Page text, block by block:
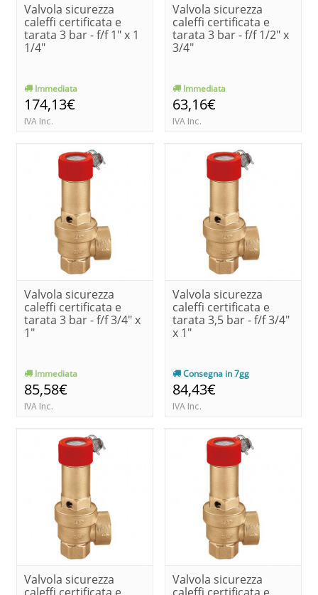
Valvola sicurezza
caleffi certificata e
tarata 3 bar - f/f 1" x 1
1/4"
Immediata
174,13€
IVA Inc.
Valvola sicurezza
caleffi certificata e
tarata 3 bar - f/f 1/2" x
3/4"
Immediata
63,16€
IVA Inc.
Valvola sicurezza
caleffi certificata e
tarata 3 bar - f/f 3/4" x
1"
Immediata
85,58€
IVA Inc.
Valvola sicurezza
caleffi certificata e
tarata 3,5 bar - f/f 3/4"
x 1"
Consegna in 7gg
84,43€
IVA Inc.
Valvola sicurezza
Valvola sicurezza